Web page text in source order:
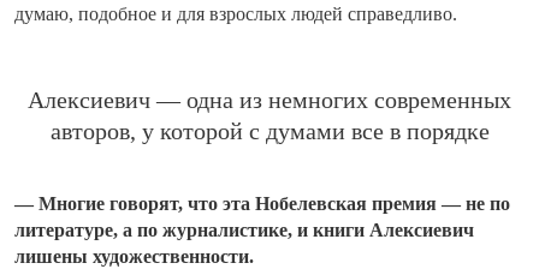
думаю, подобное и для взрослых людей справедливо.
Алексиевич — одна из немногих современных
авторов, у которой с думами все в порядке
— Многие говорят, что эта Нобелевская премия — не по
литературе, а по журналистике, и книги Алексиевич
лишены художественности.